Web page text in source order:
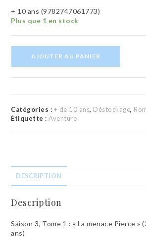
7,20 €.
3,90 €.
+ 10 ans (9782747061773)
Plus que 1 en stock
Roman
Saison
3
AJOUTER AU PANIER
Catégories : + de 10 ans, Déstockage,
Étiquette :Aventure
DESCRIPTION
Description
Saison 3, Tome 1 : « La menace Pierce »
ans)